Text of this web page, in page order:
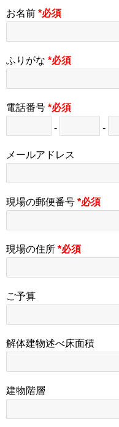
お名前 *必須
ふりがな *必須
電話番号 *必須
- -
メールアドレス
現場の郵便番号 *必須
現場の住所 *必須
ご予算
解体建物述べ床面積
建物階層